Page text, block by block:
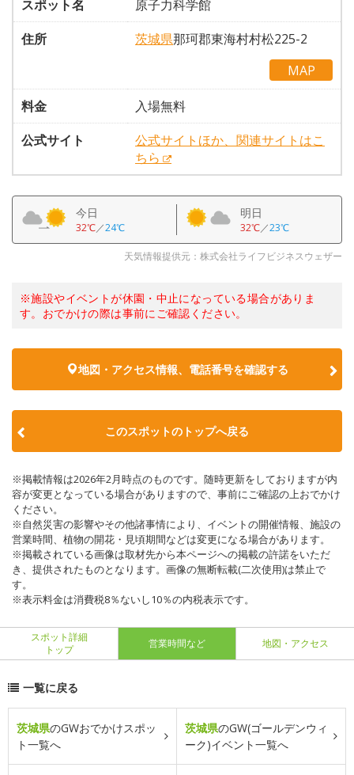
スポット名
原子力科学館
住所
茨城県那珂郡東海村村松225-2
MAP
料金
入場無料
公式サイト
公式サイトほか、関連サイトはこ
ちら
今日
32℃／24℃
明日
32℃／23℃
天気情報提供元：株式会社ライフビジネスウェザー
※施設やイベントが休園・中止になっている場合がありま
す。おでかけの際は事前にご確認ください。
地図・アクセス情報、電話番号を確認する
このスポットのトップへ戻る
※掲載情報は2026年2月時点のものです。随時更新をしておりますが内
容が変更となっている場合がありますので、事前にご確認の上おでかけ
ください。
※自然災害の影響やその他諸事情により、イベントの開催情報、施設の
営業時間、植物の開花・見頃期間などは変更になる場合があります。
※掲載されている画像は取材先から本ページへの掲載の許諾をいただ
き、提供されたものとなります。画像の無断転載(二次使用)は禁止で
す。
※表示料金は消費税8％ないし10％の内税表示です。
スポット詳細
トップ
営業時間など 地図・アクセス
一覧に戻る
茨城県のGWおでかけスポッ
ト一覧へ
茨城県のGW(ゴールデンウィ
ーク)イベント一覧へ